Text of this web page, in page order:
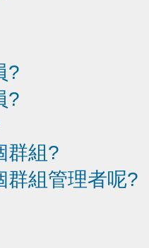
?
?
群組?
群組管理者呢?